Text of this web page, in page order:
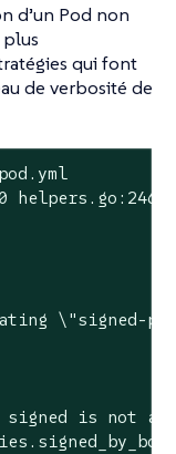
d’un Pod non
qui font
de verbosité de
\"signed-
is not